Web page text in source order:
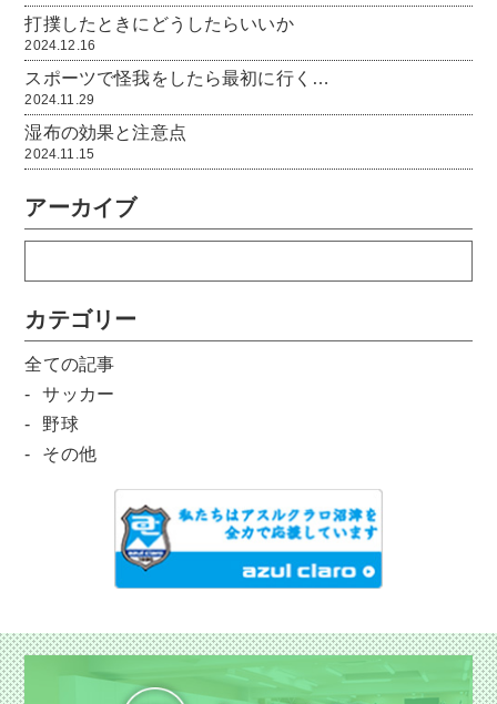
打撲したときにどうしたらいいか
2024.12.16
スポーツで怪我をしたら最初に行く…
2024.11.29
湿布の効果と注意点
2024.11.15
アーカイブ
カテゴリー
全ての記事
サッカー
野球
その他